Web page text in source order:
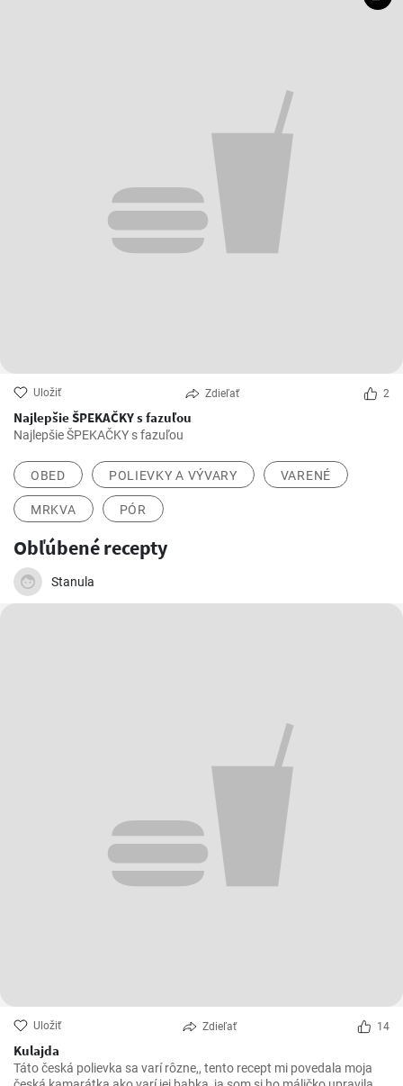
Uložiť Zdieľať 2
Najlepšie ŠPEKAČKY s fazuľou
Najlepšie ŠPEKAČKY s fazuľou
OBED POLIEVKY A VÝVARY VARENÉ
MRKVA PÓR
Obľúbené recepty
Stanula
Uložiť Zdieľať 14
Kulajda
Táto česká polievka sa varí rôzne,, tento recept mi povedala moja